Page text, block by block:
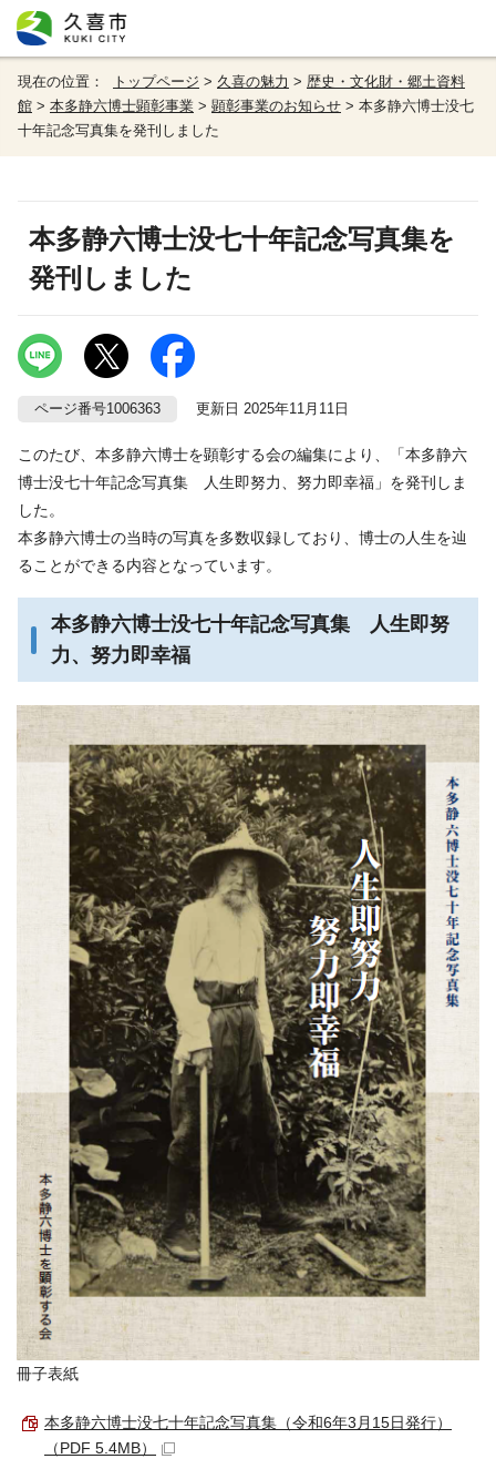
現在の位置： トップページ > 久喜の魅力 > 歴史・文化財・郷土資料
館 > 本多静六博士顕彰事業 > 顕彰事業のお知らせ > 本多静六博士没七
十年記念写真集を発刊しました
本多静六博士没七十年記念写真集を
発刊しました
ページ番号1006363 更新日 2025年11月11日
このたび、本多静六博士を顕彰する会の編集により、「本多静六
博士没七十年記念写真集 人生即努力、努力即幸福」を発刊しま
した。
本多静六博士の当時の写真を多数収録しており、博士の人生を辿
ることができる内容となっています。
本多静六博士没七十年記念写真集 人生即努
力、努力即幸福
冊子表紙
本多静六博士没七十年記念写真集（令和6年3月15日発行）
（PDF 5.4MB）